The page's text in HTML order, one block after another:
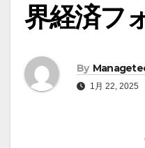
界経済フ
By
1月 22, 2025